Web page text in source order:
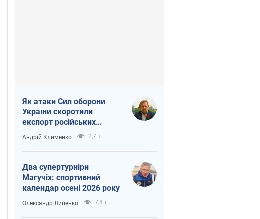
Як атаки Сил оборони
України скоротили
експорт російських
нафтопродуктів
Андрій Клименко 2,7 т.
Два супертурніри
Магучіх: спортивний
календар осені 2026 року
Олександр Липенко 7,8 т.